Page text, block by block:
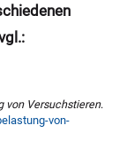
von Versuchstieren.
von-